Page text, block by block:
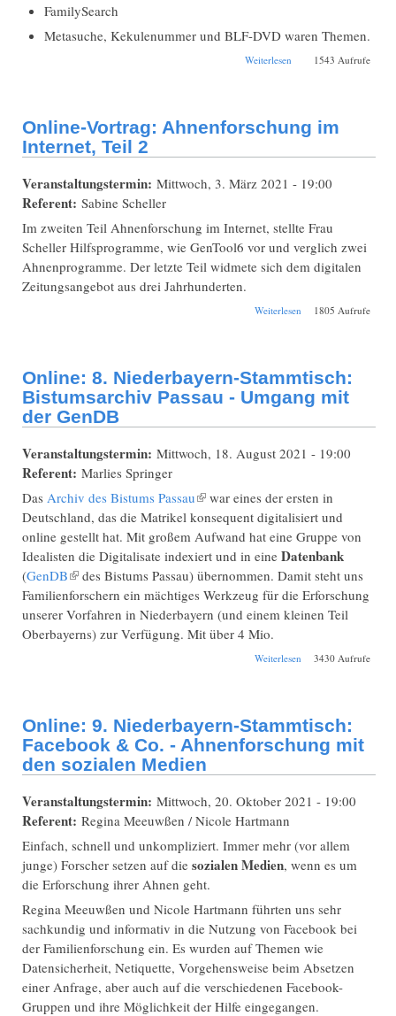
FamilySearch
Metasuche, Kekulenummer und BLF-DVD waren Themen.
Weiterlesen über Online: Was Sie
1543 Aufrufe
Online-Vortrag: Ahnenforschung im
Internet, Teil 2
Veranstaltungstermin: Mittwoch, 3. März 2021 - 19:00
Referent: Sabine Scheller
Im zweiten Teil Ahnenforschung im Internet, stellte Frau
Scheller Hilfsprogramme, wie GenTool6 vor und verglich zwei
Ahnenprogramme. Der letzte Teil widmete sich dem digitalen
Zeitungsangebot aus drei Jahrhunderten.
Weiterlesen über Online-Vortrag:
1805 Aufrufe
Online: 8. Niederbayern-Stammtisch:
Bistumsarchiv Passau - Umgang mit
der GenDB
Veranstaltungstermin: Mittwoch, 18. August 2021 - 19:00
Referent: Marlies Springer
Das Archiv des Bistums Passau(Link ist extern)
war eines der ersten in
Deutschland, das die Matrikel konsequent digitalisiert und
online gestellt hat. Mit großem Aufwand hat eine Gruppe von
Idealisten die Digitalisate indexiert und in eine Datenbank
(GenDB(Link ist extern)
des Bistums Passau) übernommen. Damit steht uns
Familienforschern ein mächtiges Werkzeug für die Erforschung
unserer Vorfahren in Niederbayern (und einem kleinen Teil
Oberbayerns) zur Verfügung. Mit über 4 Mio.
Weiterlesen über Online: 8.
mit der GenDB
3430 Aufrufe
Online: 9. Niederbayern-Stammtisch:
Facebook & Co. - Ahnenforschung mit
den sozialen Medien
Veranstaltungstermin: Mittwoch, 20. Oktober 2021 - 19:00
Referent: Regina Meeuwßen / Nicole Hartmann
Einfach, schnell und unkompliziert. Immer mehr (vor allem
junge) Forscher setzen auf die sozialen Medien, wenn es um
die Erforschung ihrer Ahnen geht.
Regina Meeuwßen und Nicole Hartmann führten uns sehr
sachkundig und informativ in die Nutzung von Facebook bei
der Familienforschung ein. Es wurden auf Themen wie
Datensicherheit, Netiquette, Vorgehensweise beim Absetzen
einer Anfrage, aber auch auf die verschiedenen Facebook-
Gruppen und ihre Möglichkeit der Hilfe eingegangen.